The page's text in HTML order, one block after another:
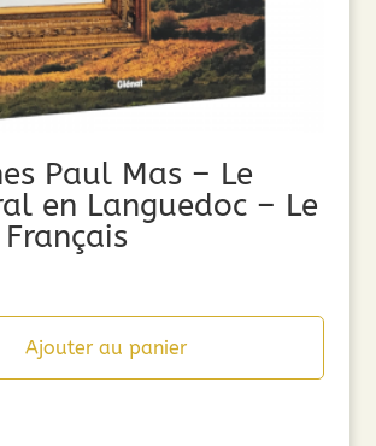
Paul Mas – Le
en Languedoc – Le
Ajouter au panier